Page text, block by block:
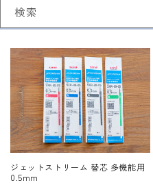
検索
ジェットストリーム 替芯 多機能用
0.5mm